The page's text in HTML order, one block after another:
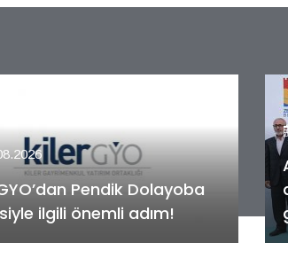
Konutları'nın
teslim töreni